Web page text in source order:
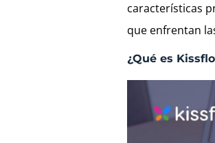
características
que enfrentan
¿Qué es